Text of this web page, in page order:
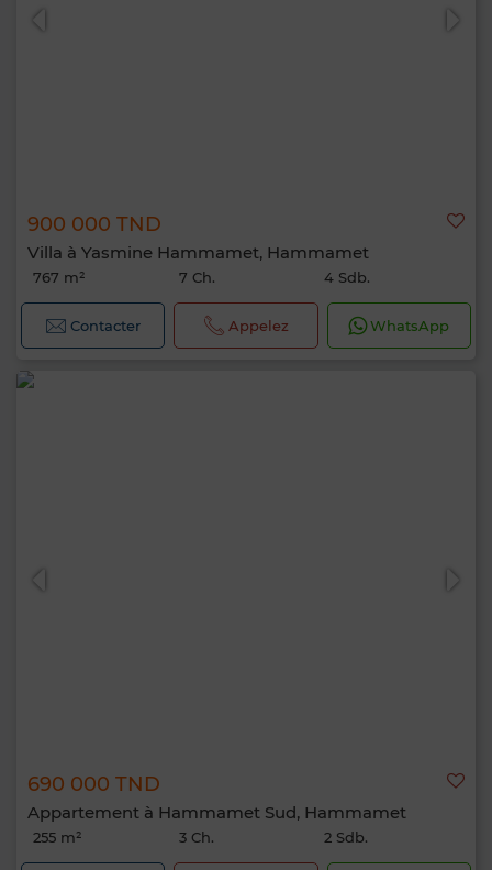
900 000 TND
Villa à Yasmine Hammamet, Hammamet
767 m² 7 Ch. 4 Sdb.
Contacter Appelez WhatsApp
690 000 TND
Appartement à Hammamet Sud, Hammamet
255 m² 3 Ch. 2 Sdb.